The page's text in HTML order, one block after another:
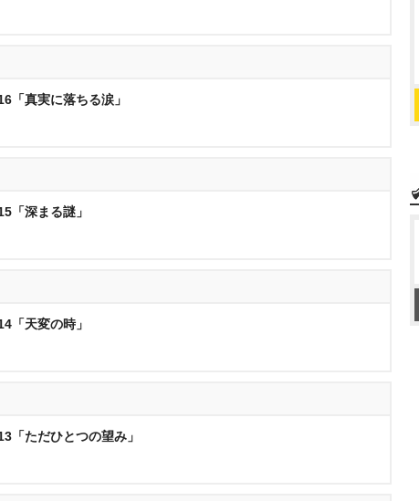
「真実に落ちる涙」
「深まる謎」
「天変の時」
「ただひとつの望み」